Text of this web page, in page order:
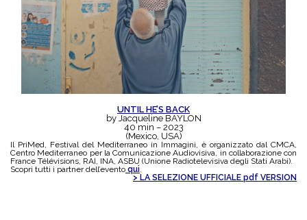
UNTIL HE’S BACK
by Jacqueline BAYLON
40 min – 2023
(Mexico, USA)
Il PriMed, Festival del Mediterraneo in Immagini, è organizzato dal CMCA,
Centro Mediterraneo per la Comunicazione Audiovisiva, in collaborazione con
France Télévisions, RAI, INA, ASBU (Unione Radiotelevisiva degli Stati Arabi).
Scopri tutti i partner dell’evento qui.
> LA SELEZIONE UFFICIALE pdf VERSION